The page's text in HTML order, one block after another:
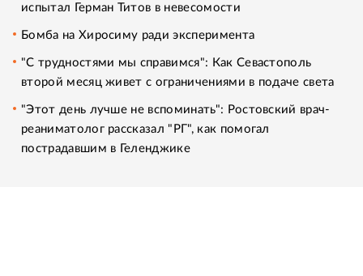
испытал Герман Титов в невесомости
Бомба на Хиросиму ради эксперимента
"С трудностями мы справимся": Как Севастополь
второй месяц живет с ограничениями в подаче света
"Этот день лучше не вспоминать": Ростовский врач-
реаниматолог рассказал "РГ", как помогал
пострадавшим в Геленджике